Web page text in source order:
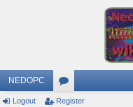
NEDOPC
or
Logout Register